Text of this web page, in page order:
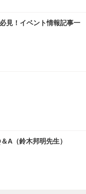
見！イベント情報記事一
A（鈴木邦明先生）